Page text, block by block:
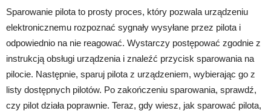
Sparowanie pilota to prosty proces, który pozwala urządzeniu
elektronicznemu rozpoznać sygnały wysyłane przez pilota i
odpowiednio na nie reagować. Wystarczy postępować zgodnie z
instrukcją obsługi urządzenia i znaleźć przycisk sparowania na
pilocie. Następnie, sparuj pilota z urządzeniem, wybierając go z
listy dostępnych pilotów. Po zakończeniu sparowania, sprawdź,
czy pilot działa poprawnie. Teraz, gdy wiesz, jak sparować pilota,